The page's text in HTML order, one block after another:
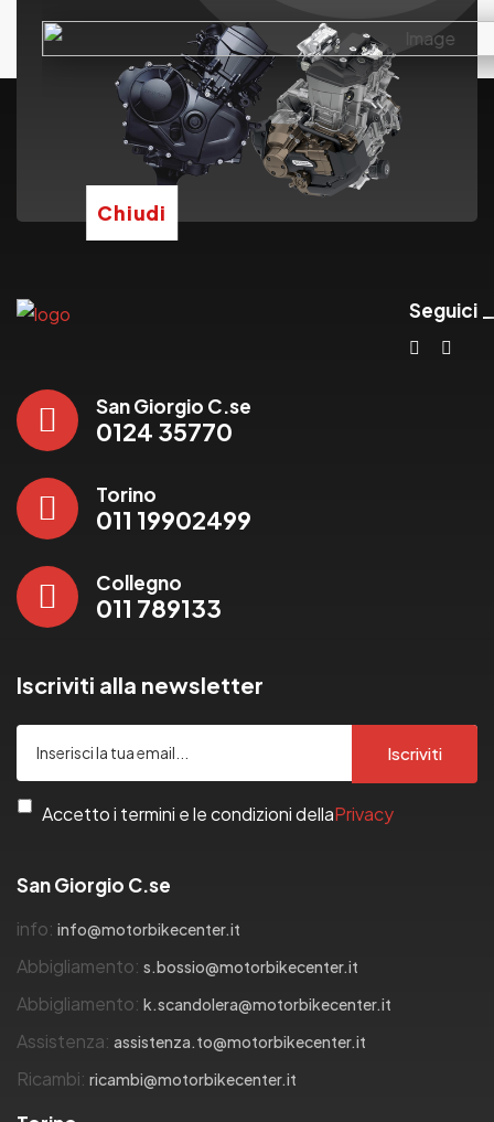
Seguici
San Giorgio C.se
0124 35770
Torino
011 19902499
Collegno
011 789133
Iscriviti alla newsletter
Accetto i termini e le condizioni dellaPrivacy
Iscriviti
San Giorgio C.se
info: info@motorbikecenter.it
Abbigliamento: s.bossio@motorbikecenter.it
Abbigliamento: k.scandolera@motorbikecenter.it
Assistenza: assistenza.to@motorbikecenter.it
Ricambi: ricambi@motorbikecenter.it
Chiudi